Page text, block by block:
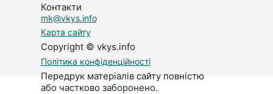
Контакти
mk@vkys.info
Карта сайту
Copyright © vkys.info
Політика конфіденційності
Передрук матеріалів сайту повністю
або частково заборонено.